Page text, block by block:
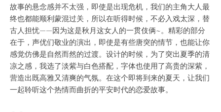
故事的悬念感并不太强，即使是出现危机，我们的主角大人最
终也都能顺利蒙混过关，所以在听得时候，不必入戏太深，替
古人担忧——因为这是秋月这女人的一贯伎俩~。精彩的部分
在于，声优们敬业的演出，即使是有些唐突的情节，也能让你
感觉仿佛是自然而然的过渡。设计的时候，为了突出夏季的清
凉之感，我选了淡紫与白色搭配，字体也使用了高贵的深紫，
营造出既高雅又清爽的气氛。在这个即将到来的夏天，让我们
一起聆听这个热情而曲折的平安时代的恋爱故事。